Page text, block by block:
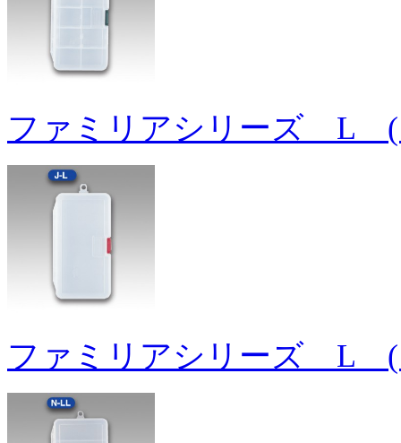
ファミリアシリーズ L (
ファミリアシリーズ L (